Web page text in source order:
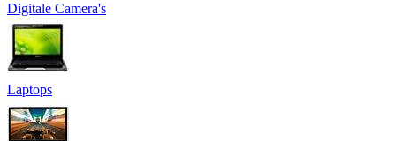
Digitale Camera's
Laptops